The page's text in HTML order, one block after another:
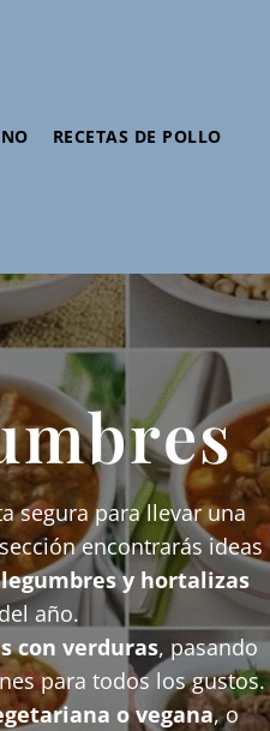
RECETAS DE POLLO
segura para llevar una
encontrarás ideas
y hortalizas
año.
con verduras, pasando
para todos los gustos.
o vegana, o